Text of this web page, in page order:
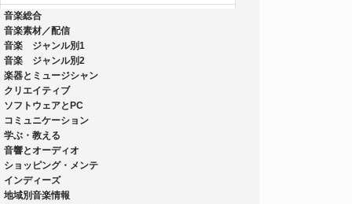
音楽総合
音楽素材／配信
音楽 ジャンル別1
音楽 ジャンル別2
楽器とミュージシャン
クリエイティブ
ソフトウェアとPC
コミュニケーション
学ぶ・教える
音響とオーディオ
ショッピング・メンテ
インディーズ
地域別音楽情報